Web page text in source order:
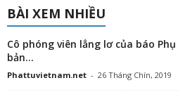
BÀI XEM NHIỀU
Cô phóng viên lẳng lơ của báo
bản...
Phattuvietnam.net - 26 Tháng Chín, 2019